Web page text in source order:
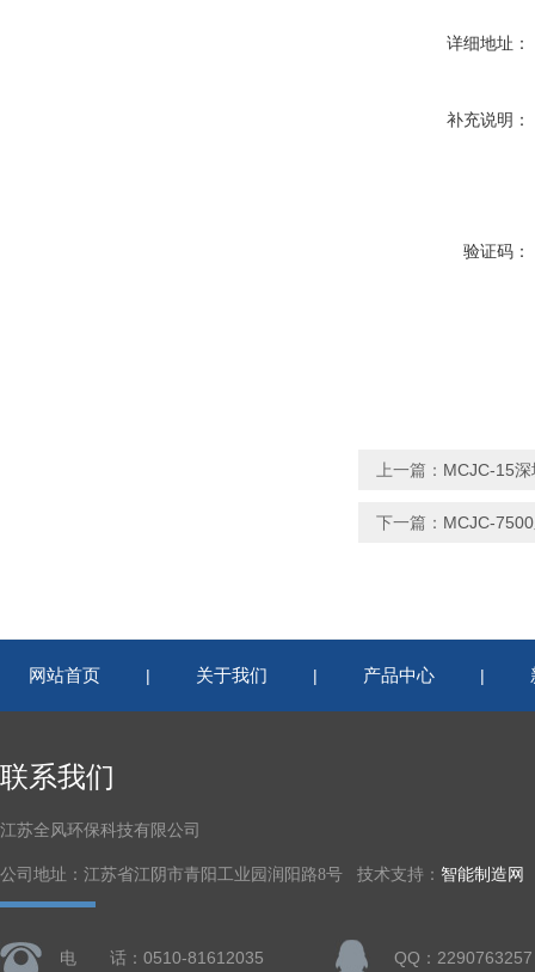
详细地址：
补充说明：
验证码：
上一篇： MCJC-15
下一篇： MCJC-
网站首页 | 关于我们 | 产品中心 |
联系我们
江苏全风环保科技有限公司
公司地址：江苏省江阴市青阳工业园润阳路8号 技术支持： 智能制造网
电 话：0510-81612035 QQ：2290763257